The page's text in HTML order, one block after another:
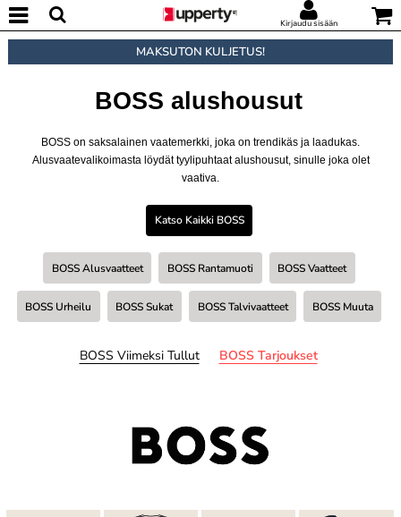
Kirjaudu sisään
MAKSUTON KULJETUS!
BOSS alushousut
BOSS on saksalainen vaatemerkki, joka on trendikäs ja laadukas.
Alusvaatevalikoimasta löydät tyylipuhtaat alushousut, sinulle joka olet
vaativa.
Katso Kaikki BOSS
BOSS Alusvaatteet BOSS Rantamuoti BOSS Vaatteet
BOSS Urheilu BOSS Sukat BOSS Talvivaatteet BOSS Muuta
BOSS Viimeksi Tullut BOSS Tarjoukset